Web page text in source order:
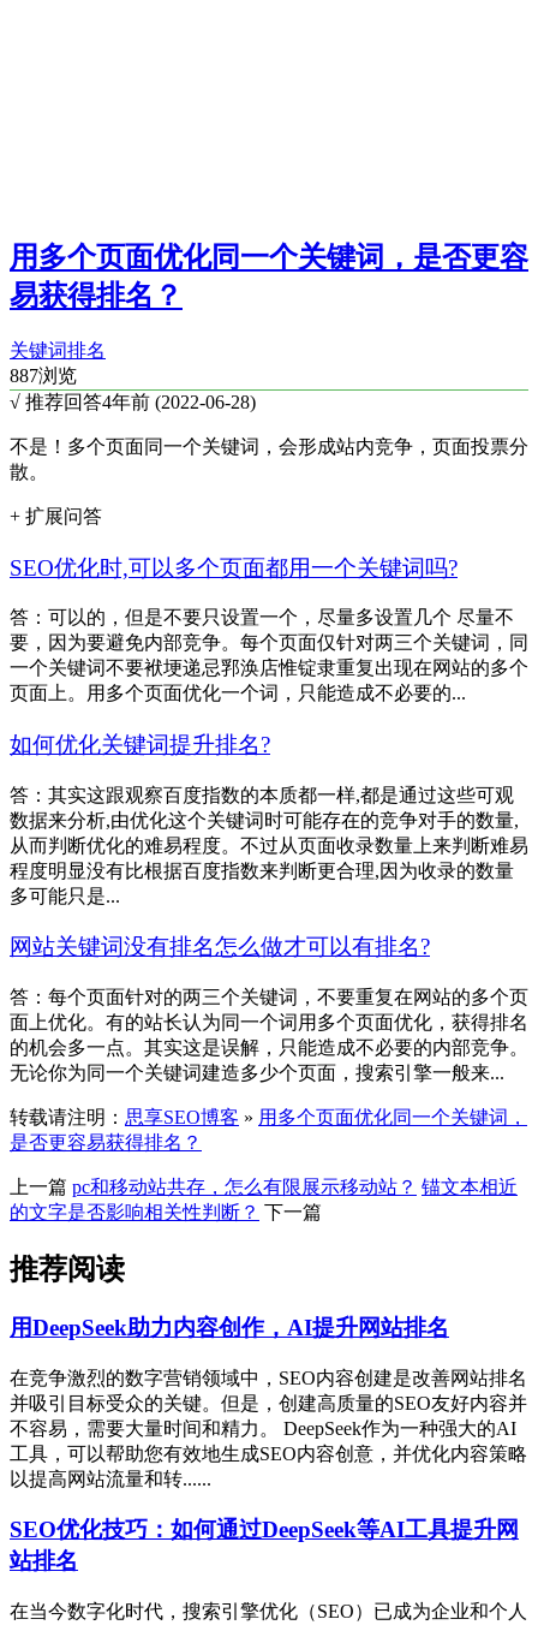
用多个页面优化同一个关键词，是否更容
易获得排名？
关键词排名
887浏览
√ 推荐回答4年前 (2022-06-28)
不是！多个页面同一个关键词，会形成站内竞争，页面投票分
散。
+ 扩展问答
SEO优化时,可以多个页面都用一个关键词吗?
答：可以的，但是不要只设置一个，尽量多设置几个 尽量不
要，因为要避免内部竞争。每个页面仅针对两三个关键词，同
一个关键词不要袱埂递忌郛涣店惟锭隶重复出现在网站的多个
页面上。用多个页面优化一个词，只能造成不必要的...
如何优化关键词提升排名?
答：其实这跟观察百度指数的本质都一样,都是通过这些可观
数据来分析,由优化这个关键词时可能存在的竞争对手的数量,
从而判断优化的难易程度。不过从页面收录数量上来判断难易
程度明显没有比根据百度指数来判断更合理,因为收录的数量
多可能只是...
网站关键词没有排名怎么做才可以有排名?
答：每个页面针对的两三个关键词，不要重复在网站的多个页
面上优化。有的站长认为同一个词用多个页面优化，获得排名
的机会多一点。其实这是误解，只能造成不必要的内部竞争。
无论你为同一个关键词建造多少个页面，搜索引擎一般来...
转载请注明： 思享SEO博客 » 用多个页面优化同一个关键词，
是否更容易获得排名？
上一篇 pc和移动站共存，怎么有限展示移动站？ 锚文本相近
的文字是否影响相关性判断？ 下一篇
推荐阅读
用DeepSeek助力内容创作，AI提升网站排名
在竞争激烈的数字营销领域中，SEO内容创建是改善网站排名
并吸引目标受众的关键。但是，创建高质量的SEO友好内容并
不容易，需要大量时间和精力。 DeepSeek作为一种强大的AI
工具，可以帮助您有效地生成SEO内容创意，并优化内容策略
以提高网站流量和转......
SEO优化技巧：如何通过DeepSeek等AI工具提升网
站排名
在当今数字化时代，搜索引擎优化（SEO）已成为企业和个人